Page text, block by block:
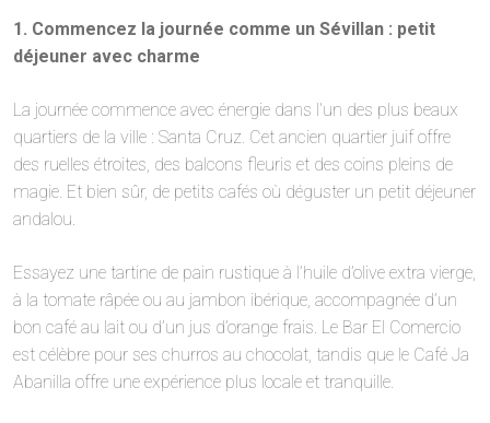
1. Commencez la journée comme un Sévillan : petit
déjeuner avec charme
La journée commence avec énergie dans l’un des plus beaux
quartiers de la ville : Santa Cruz. Cet ancien quartier juif offre
des ruelles étroites, des balcons fleuris et des coins pleins de
magie. Et bien sûr, de petits cafés où déguster un petit déjeuner
andalou.
Essayez une tartine de pain rustique à l’huile d’olive extra vierge,
à la tomate râpée ou au jambon ibérique, accompagnée d’un
bon café au lait ou d’un jus d’orange frais. Le Bar El Comercio
est célèbre pour ses churros au chocolat, tandis que le Café Ja
Abanilla offre une expérience plus locale et tranquille.